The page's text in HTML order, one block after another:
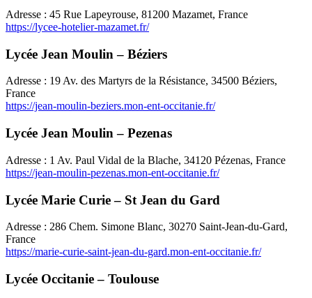
Adresse : 45 Rue Lapeyrouse, 81200 Mazamet, France
https://lycee-hotelier-mazamet.fr/
Lycée Jean Moulin – Béziers
Adresse : 19 Av. des Martyrs de la Résistance, 34500 Béziers,
France
https://jean-moulin-beziers.mon-ent-occitanie.fr/
Lycée Jean Moulin – Pezenas
Adresse : 1 Av. Paul Vidal de la Blache, 34120 Pézenas, France
https://jean-moulin-pezenas.mon-ent-occitanie.fr/
Lycée Marie Curie – St Jean du Gard
Adresse : 286 Chem. Simone Blanc, 30270 Saint-Jean-du-Gard,
France
https://marie-curie-saint-jean-du-gard.mon-ent-occitanie.fr/
Lycée Occitanie – Toulouse